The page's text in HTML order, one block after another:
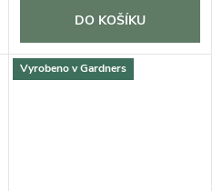
DO KOŠÍKU
Vyrobeno v Gardners